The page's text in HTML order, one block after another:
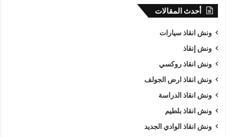
أحدث المقالات
ونش انقاذ سيارات
ونش إنقاذ
ونش انقاذ روكسي
ونش انقاذ ارض الجولف
ونش انقاذ الدراسة
ونش انقاذ بلطيم
ونش انقاذ الوادي الجديد